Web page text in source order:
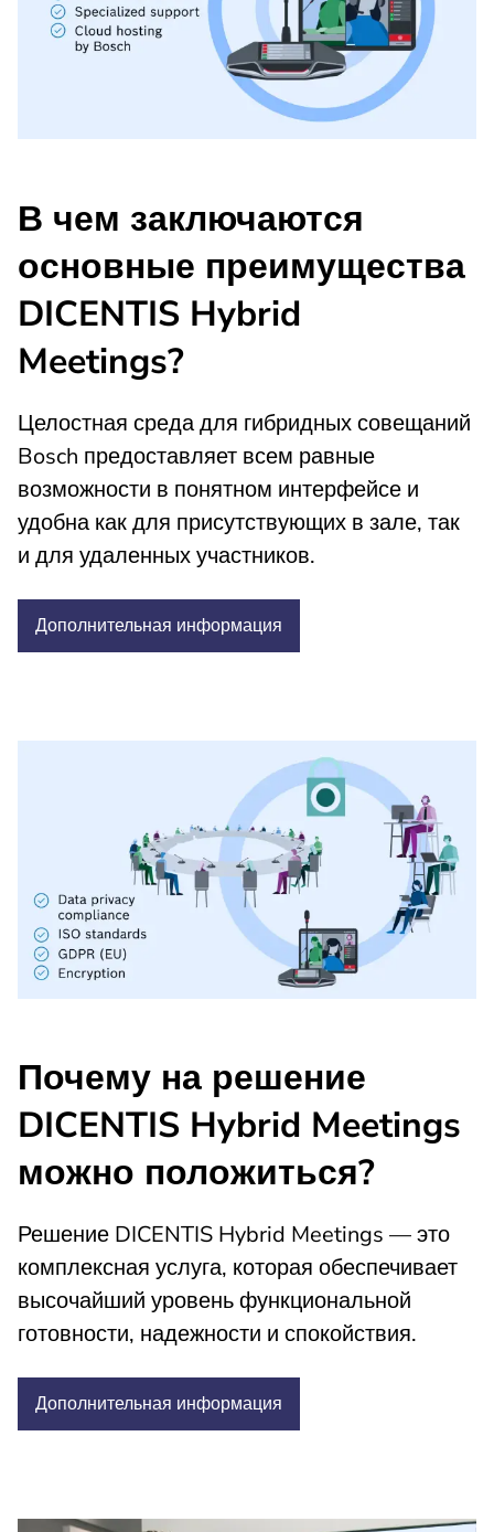
В чем заключаются
основные преимущества
DICENTIS Hybrid
Meetings?
Целостная среда для гибридных совещаний
Bosch предоставляет всем равные
возможности в понятном интерфейсе и
удобна как для присутствующих в зале, так
и для удаленных участников.
Дополнительная информация
Почему на решение
DICENTIS Hybrid Meetings
можно положиться?
Решение DICENTIS Hybrid Meetings — это
комплексная услуга, которая обеспечивает
высочайший уровень функциональной
готовности, надежности и спокойствия.
Дополнительная информация